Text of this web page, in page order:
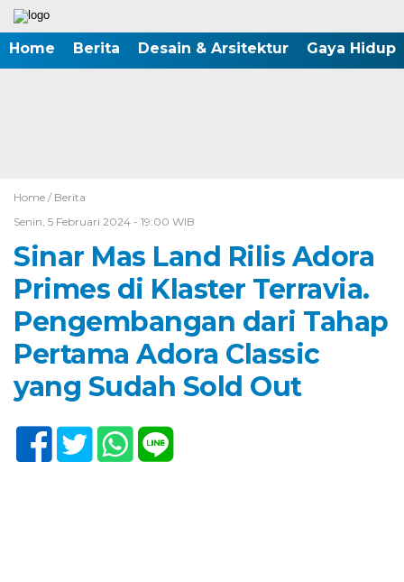
Home Berita Desain & Arsitektur Gaya Hidup
Home / Berita
Senin, 5 Februari 2024 - 19:00 WIB
Sinar Mas Land Rilis Adora
Primes di Klaster Terravia.
Pengembangan dari Tahap
Pertama Adora Classic
yang Sudah Sold Out